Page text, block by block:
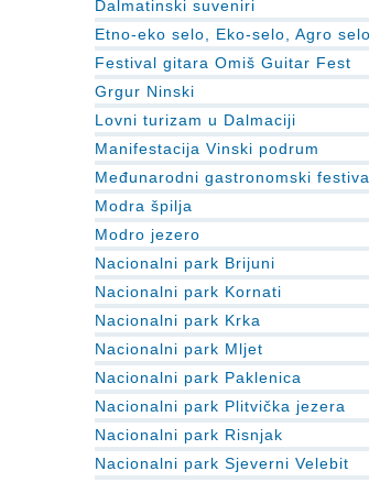
Dalmatinski suveniri
Etno-eko selo, Eko-selo, Agro selo
Festival gitara Omiš Guitar Fest
Grgur Ninski
Lovni turizam u Dalmaciji
Manifestacija Vinski podrum
Međunarodni gastronomski
Modra špilja
Modro jezero
Nacionalni park Brijuni
Nacionalni park Kornati
Nacionalni park Krka
Nacionalni park Mljet
Nacionalni park Paklenica
Nacionalni park Plitvička jezera
Nacionalni park Risnjak
Nacionalni park Sjeverni Velebit